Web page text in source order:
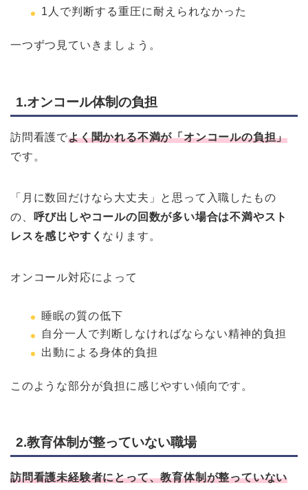
1人で判断する重圧に耐えられなかった
一つずつ見ていきましょう。
1.オンコール体制の負担
訪問看護でよく聞かれる不満が「オンコールの負担」
です。
「月に数回だけなら大丈夫」と思って入職したもの
の、
呼び出しやコールの回数が多い場合は不満やスト
レスを感じやすく なります。
オンコール対応によって
睡眠の質の低下
自分一人で判断しなければならない精神的負担
出動による身体的負担
このような部分が負担に感じやすい傾向です。
2.教育体制が整っていない職場
訪問看護未経験者にとって、教育体制が整っていない